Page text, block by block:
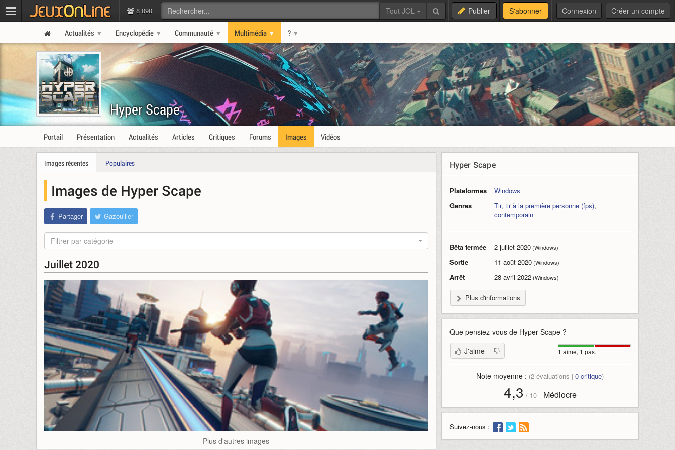
8 090 Tout JOL Publier S'abonner Connexion Créer un compte
Actualités Encyclopédie Communauté Multimédia ?
Hyper Scape
Portail Présentation Actualités Articles Critiques Forums Images Vidéos
Images récentes Populaires
Images de Hyper Scape
Partager Gazouiller
Filtrer par catégorie
Juillet 2020
Plus d'autres images
Hyper Scape
Plateformes
Windows
Genres
Tir, tir à la première personne (fps),
contemporain
Bêta fermée 2 juillet 2020(Windows)
Sortie 11 août 2020(Windows)
Arrêt 28 avril 2022(Windows)
Plus d'informations
Que pensiez-vous de Hyper Scape?
1 aime, 1 pas.
J'aime
Note moyenne : (2 évaluations |0 critique)
4,3 / 10- Médiocre
Suivez-nous :